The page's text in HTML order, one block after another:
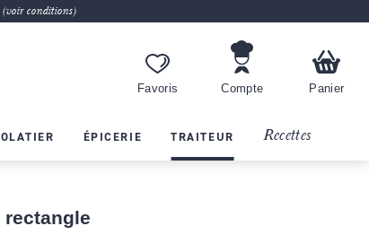
(voir conditions)
Favoris Compte Panier
ÉPICERIE TRAITEUR Recettes
rectangle